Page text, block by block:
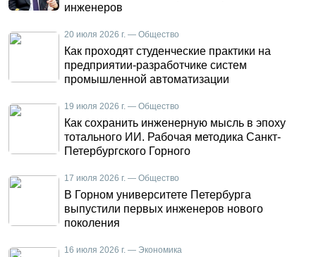
инженеров
20 июля 2026 г. — Общество
Как проходят студенческие практики на
предприятии-разработчике систем
промышленной автоматизации
19 июля 2026 г. — Общество
Как сохранить инженерную мысль в эпоху
тотального ИИ. Рабочая методика Санкт-
Петербургского Горного
17 июля 2026 г. — Общество
В Горном университете Петербурга
выпустили первых инженеров нового
поколения
16 июля 2026 г. — Экономика